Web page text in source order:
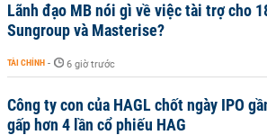
Lãnh đạo MB nói gì về việc tài trợ cho
Sungroup và Masterise?
TÀI CHÍNH - 6 giờ trước
Công ty con của HAGL chốt ngày IPO
gấp hơn 4 lần cổ phiếu HAG